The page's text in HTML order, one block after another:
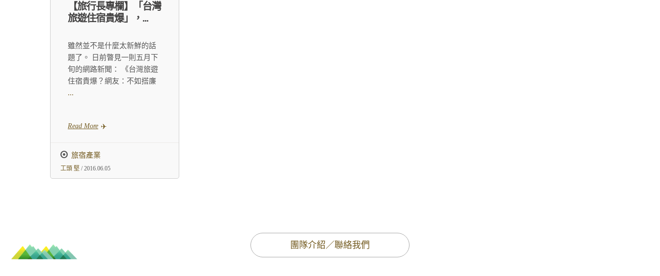
【旅行長專欄】「台灣
旅遊住宿貴爆」，...
雖然並不是什麼太新鮮的話
題了。 日前瞥見一則五月下
旬的網路新聞： 《台灣旅遊
住宿貴爆？網友：不如搭廉
...
Read More
旅宿產業
工頭 堅 / 2016.06.05
團隊介紹／聯絡我們